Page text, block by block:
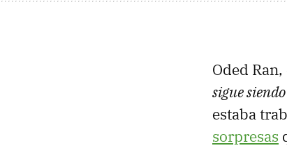
Oded
sigue
estaba
sorpresas